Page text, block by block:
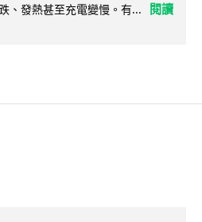
、發熱甚至充電變慢。有...
閱讀